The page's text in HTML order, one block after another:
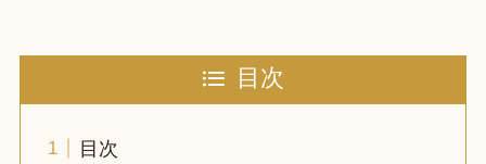
目次
目次